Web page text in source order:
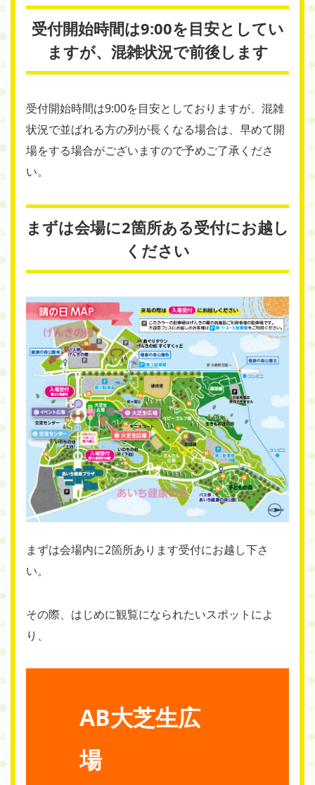
受付開始時間は9:00を目安としてい
ますが、混雑状況で前後します
受付開始時間は9:00を目安としておりますが、混雑
状況で並ばれる方の列が長くなる場合は、早めて開
場をする場合がございますので予めご了承くださ
い。
まずは会場に2箇所ある受付にお越し
ください
まずは会場内に2箇所あります受付にお越し下さ
い。
その際、はじめに観覧になられたいスポットによ
り、
AB大芝生広
場